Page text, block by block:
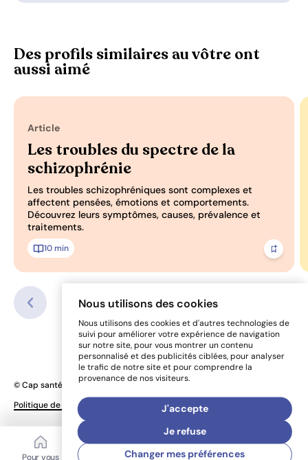
Nous utilisons des cookies
Nous utilisons des cookies et d'autres technologies de
suivi pour améliorer votre expérience de navigation
sur notre site, pour vous montrer un contenu
personnalisé et des publicités ciblées, pour analyser
le trafic de notre site et pour comprendre la
provenance de nos visiteurs.
J'accepte
Je refuse
Changer mes préférences
Des profils similaires au vôtre ont
aussi aimé
Article
Les troubles du spectre de la
schizophrénie
Les troubles schizophréniques sont complexes et
affectent pensées, émotions et comportements.
Découvrez leurs symptômes, causes, prévalence et
traitements.
10 min
© Cap santé mentale 2026
Politique de confidentialité
Préférences de cookies
Une réalisation
de Sigmund
Pour vous Mon coffre Bibliothèque